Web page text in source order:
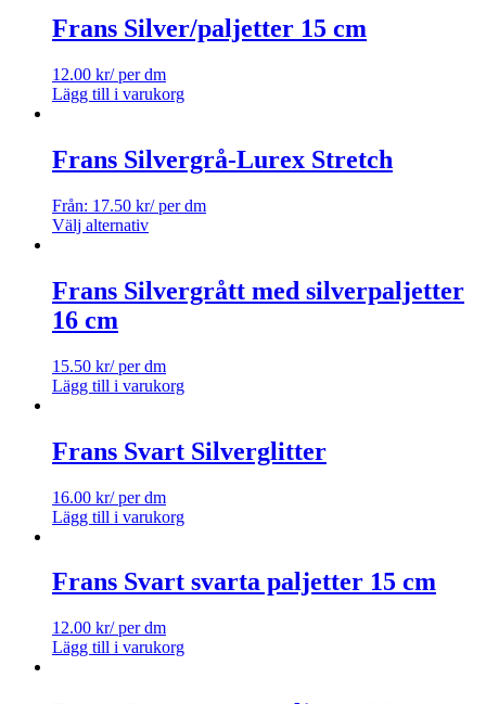
Frans Silver/paljetter 15 cm
12.00 kr/ per dm
Lägg till i varukorg
Frans Silvergrå-Lurex Stretch
Från: 17.50 kr/ per dm
Välj alternativ
Frans Silvergrått med silverpaljetter
16 cm
15.50 kr/ per dm
Lägg till i varukorg
Frans Svart Silverglitter
16.00 kr/ per dm
Lägg till i varukorg
Frans Svart svarta paljetter 15 cm
12.00 kr/ per dm
Lägg till i varukorg